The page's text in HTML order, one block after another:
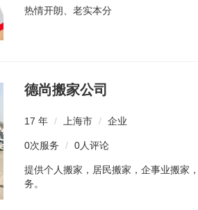
热情开朗、老实本分
德尚搬家公司
17 年 / 上海市 / 企业
0次服务 / 0人评论
提供个人搬家，居民搬家，企事业搬家
务。